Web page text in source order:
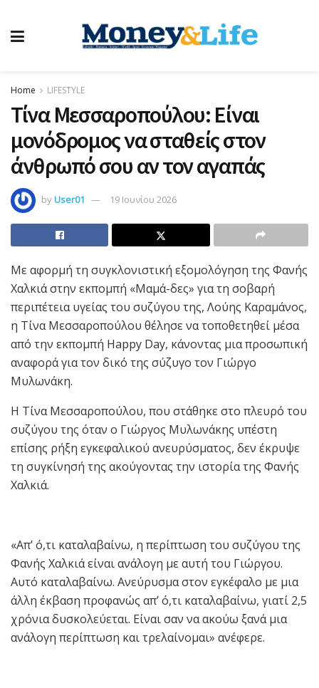
Home LIFESTYLE
Τίνα Μεσσαροπούλου: Είναι
μονόδρομος να σταθείς στον
άνθρωπό σου αν τον αγαπάς
byUser01 19 Ιουνίου 2026
Με αφορμή τη συγκλονιστική εξομολόγηση της Φανής
Χαλκιά στην εκπομπή «Μαμά-δες» για τη σοβαρή
περιπέτεια υγείας του συζύγου της, Λούης Καραμάνος,
η Τίνα Μεσσαροπούλου θέλησε να τοποθετηθεί μέσα
από την εκπομπή Happy Day, κάνοντας μια προσωπική
αναφορά για τον δικό της σύζυγο τον Γιώργο
Μυλωνάκη.
Η Τίνα Μεσσαροπούλου, που στάθηκε στο πλευρό του
συζύγου της όταν ο Γιώργος Μυλωνάκης υπέστη
επίσης ρήξη εγκεφαλικού ανευρύσματος, δεν έκρυψε
τη συγκίνησή της ακούγοντας την ιστορία της Φανής
Χαλκιά.
«Απ’ ό,τι καταλαβαίνω, η περίπτωση του συζύγου της
Φανής Χαλκιά είναι ανάλογη με αυτή του Γιώργου.
Αυτό καταλαβαίνω. Ανεύρυσμα στον εγκέφαλο με μια
άλλη έκβαση προφανώς απ’ ό,τι καταλαβαίνω, γιατί 2,5
χρόνια δυσκολεύεται. Είναι σαν να ακούω ξανά μια
ανάλογη περίπτωση και τρελαίνομαι» ανέφερε.